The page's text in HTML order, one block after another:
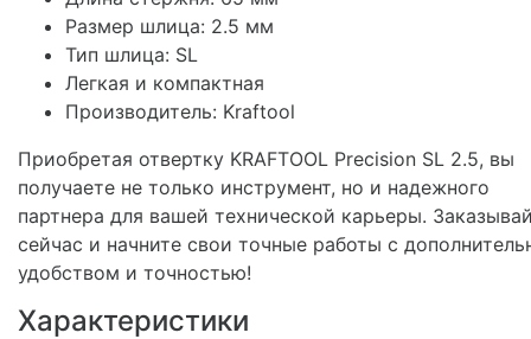
Размер шлица: 2.5 мм
Тип шлица: SL
Легкая и компактная
Производитель: Kraftool
Приобретая отвертку KRAFTOOL Precision SL 2.5, вы
получаете не только инструмент, но и надежного
партнера для вашей технической карьеры.
сейчас и начните свои точные работы с
удобством и точностью!
Характеристики